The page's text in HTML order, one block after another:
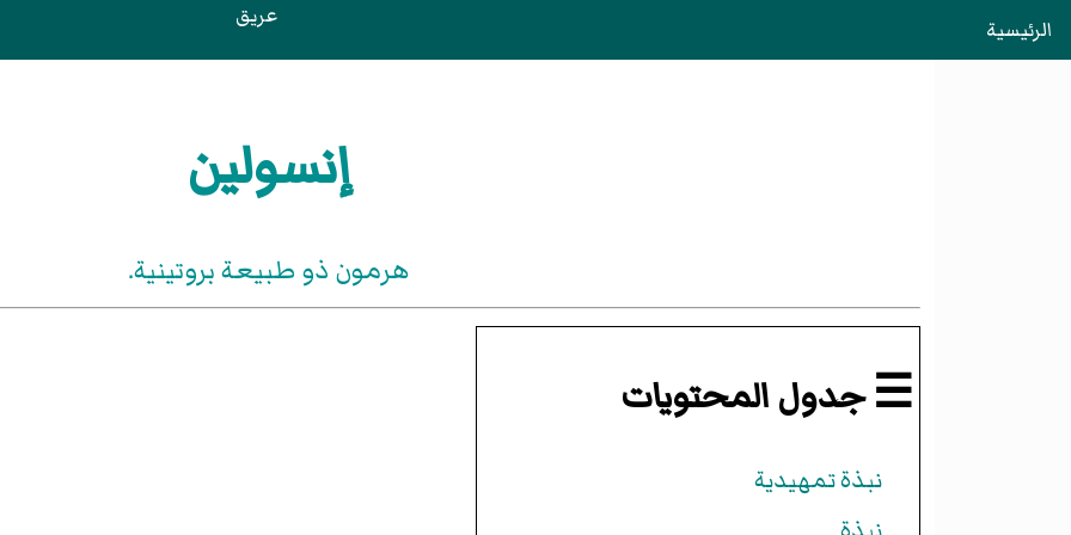
الرئيسية عريق
إنسولين
هرمون ذو طبيعة بروتينية.
☰ جدول المحتويات
نبذة تمهيدية